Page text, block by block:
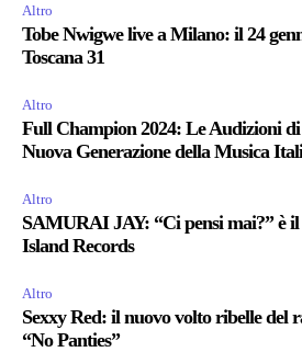
Altro
Tobe Nwigwe live a Milano: il 24
Toscana 31
Altro
Full Champion 2024: Le Audizioni
Nuova Generazione della Musica
Altro
SAMURAI JAY: “Ci pensi mai?” è
Island Records
Altro
Sexxy Red: il nuovo volto ribelle del
“No Panties”